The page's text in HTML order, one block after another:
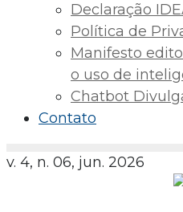
Declaração
Política de
Manifesto
o uso de
Chatbot
Contato
v. 4, n. 06, jun. 2026